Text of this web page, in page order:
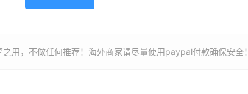
用，不做任何推荐！海外商家请尽量使用paypal付款确保安全！